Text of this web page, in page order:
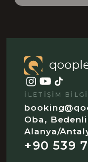
İLETIŞIM
Oba,
Alanya/
+90 539